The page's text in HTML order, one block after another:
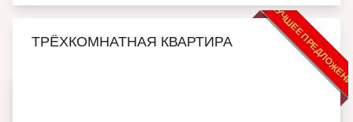
ЛУЧШЕЕ
ТРЁХКОМНАТНАЯ КВАРТИРА